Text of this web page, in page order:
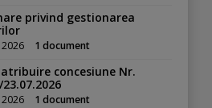
privind gestionarea
1 document
concesiune Nr.
23.07.2026
1 document